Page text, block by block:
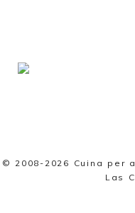
© 2008-2026 Cuina per
Las